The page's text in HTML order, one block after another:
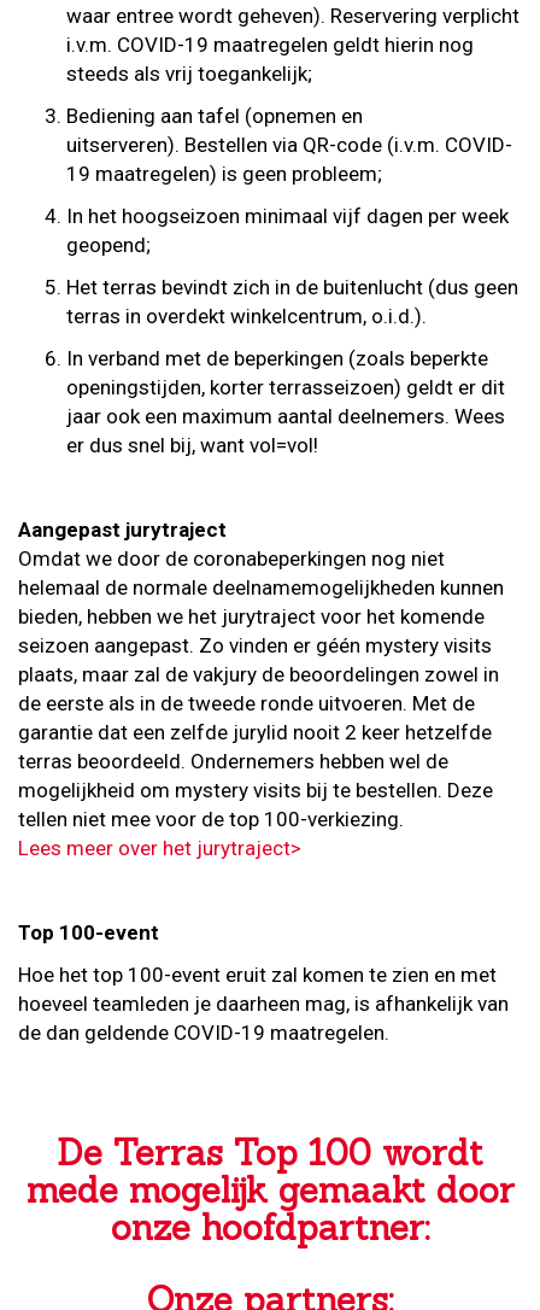
waar entree wordt geheven). Reservering verplicht
i.v.m. COVID-19 maatregelen geldt hierin nog
steeds als vrij toegankelijk;
Bediening aan tafel (opnemen en
uitserveren). Bestellen via QR-code (i.v.m. COVID-
19 maatregelen) is geen probleem;
In het hoogseizoen minimaal vijf dagen per week
geopend;
Het terras bevindt zich in de buitenlucht (dus geen
terras in overdekt winkelcentrum, o.i.d.).
In verband met de beperkingen (zoals beperkte
openingstijden, korter terrasseizoen) geldt er dit
jaar ook een maximum aantal deelnemers. Wees
er dus snel bij, want vol=vol!
Aangepast jurytraject
Omdat we door de coronabeperkingen nog niet
helemaal de normale deelnamemogelijkheden kunnen
bieden, hebben we het jurytraject voor het komende
seizoen aangepast. Zo vinden er géén mystery visits
plaats, maar zal de vakjury de beoordelingen zowel in
de eerste als in de tweede ronde uitvoeren. Met de
garantie dat een zelfde jurylid nooit 2 keer hetzelfde
terras beoordeeld. Ondernemers hebben wel de
mogelijkheid om mystery visits bij te bestellen. Deze
tellen niet mee voor de top 100-verkiezing.
Lees meer over het jurytraject>
Top 100-event
Hoe het top 100-event eruit zal komen te zien en met
hoeveel teamleden je daarheen mag, is afhankelijk van
de dan geldende COVID-19 maatregelen.
De Terras Top 100 wordt
mede mogelijk gemaakt door
onze hoofdpartner:
Onze partners: